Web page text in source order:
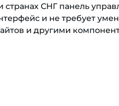
СНГ панель
и не требует
и другими